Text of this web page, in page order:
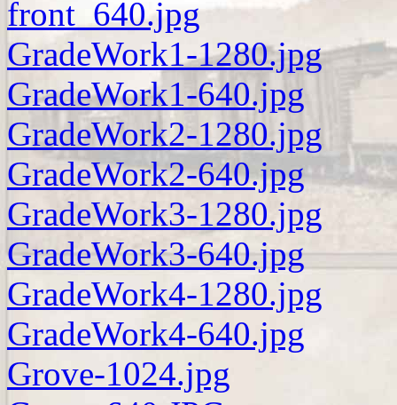
front_640.jpg
GradeWork1-1280.jpg
GradeWork1-640.jpg
GradeWork2-1280.jpg
GradeWork2-640.jpg
GradeWork3-1280.jpg
GradeWork3-640.jpg
GradeWork4-1280.jpg
GradeWork4-640.jpg
Grove-1024.jpg